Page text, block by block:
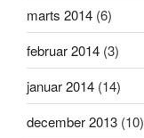
marts 2014 (6)
februar 2014 (3)
januar 2014 (14)
december 2013 (10)